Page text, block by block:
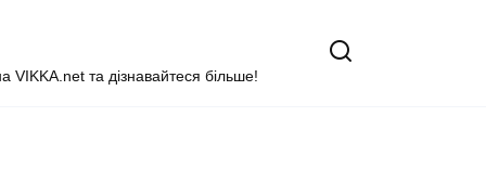
VIKKA.net та дізнавайтеся більше!